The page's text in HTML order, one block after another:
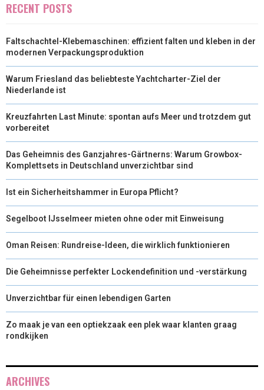
RECENT POSTS
Faltschachtel-Klebemaschinen: effizient falten und kleben in der
modernen Verpackungsproduktion
Warum Friesland das beliebteste Yachtcharter-Ziel der
Niederlande ist
Kreuzfahrten Last Minute: spontan aufs Meer und trotzdem gut
vorbereitet
Das Geheimnis des Ganzjahres-Gärtnerns: Warum Growbox-
Komplettsets in Deutschland unverzichtbar sind
Ist ein Sicherheitshammer in Europa Pflicht?
Segelboot IJsselmeer mieten ohne oder mit Einweisung
Oman Reisen: Rundreise-Ideen, die wirklich funktionieren
Die Geheimnisse perfekter Lockendefinition und -verstärkung
Unverzichtbar für einen lebendigen Garten
Zo maak je van een optiekzaak een plek waar klanten graag
rondkijken
ARCHIVES